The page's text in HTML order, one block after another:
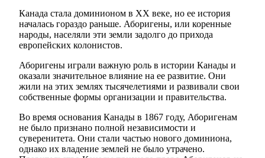
Канада стала доминионом в XX веке, но ее история
началась гораздо раньше. Аборигены, или коренные
народы, населяли эти земли задолго до прихода
европейских колонистов.
Аборигены играли важную роль в истории Канады и
оказали значительное влияние на ее развитие. Они
жили на этих землях тысячелетиями и развивали свои
собственные формы организации и правительства.
Во время основания Канады в 1867 году, Аборигенам
не было признано полной независимости и
суверенитета. Они стали частью нового доминиона,
однако их владение землей не было утрачено.